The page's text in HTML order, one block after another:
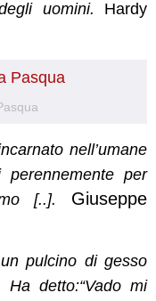
uomini. Hardy
nell’umane
perennemente per
[..]. Giuseppe
pulcino di gesso
detto:“Vado mi